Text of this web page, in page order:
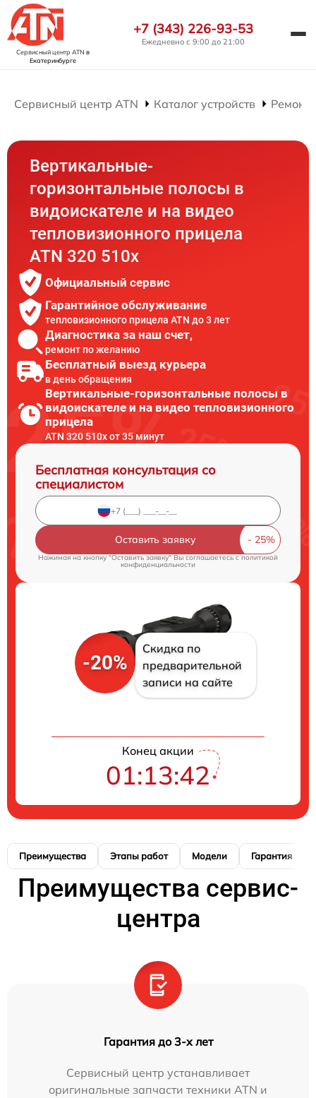
Сервисный центр ATN в
Екатеринбурге
+7 (343) 226-93-53
Ежедневно с 9:00 до 21:00
Сервисный центр ATN Каталог устройств Ремонт
Вертикальные-
горизонтальные полосы в
видоискателе и на видео
тепловизионного прицела
ATN 320 510x
Официальный сервис
Гарантийное обслуживание
тепловизионного прицела ATN до 3 лет
Диагностика за наш счет,
ремонт по желанию
Бесплатный выезд курьера
в день обращения
Вертикальные-горизонтальные полосы в
видоискателе и на видео тепловизионного
прицела
ATN 320 510x от 35 минут
Бесплатная консультация со
специалистом
Оставить заявку
Нажимая на кнопку "Оставить заявку" Вы соглашаетесь cполитикой
конфиденциальности
-20%
Скидка по
предварительной
записи на сайте
Конец акции
01:13:42
Преимущества Этапы работ Модели Гарантия
Преимущества сервис-
центра
Гарантия до 3-х лет
Сервисный центр устанавливает
оригинальные запчасти техники ATN и